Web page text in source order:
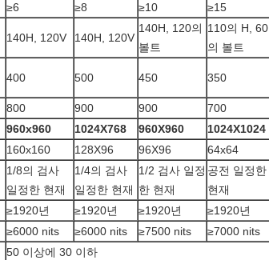
≥6 ≥8 ≥10 ≥15
140H, 120V 140H, 120V
140H, 120의
볼트
110의 H, 60
의 볼트
400 500 450 350
800 900 900
700
960x960 1024X768 960X960
1024X1024
160x160 128X96 96X96 64x64
1/8의 검사
일정한 현재
1/4의 검사
일정한 현재
1/2 검사 일정
한 현재
공전 일정한
현재
≥1920년 ≥1920년 ≥1920년 ≥1920년
≥6000 nits ≥6000 nits ≥7500 nits
≥7000 nits
50 이상에 30 이하